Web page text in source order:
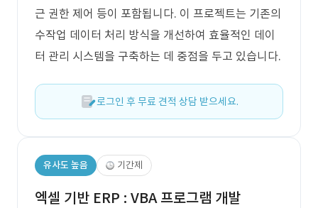
근 권한 제어 등이 포함됩니다. 이 프로젝트는 기존의
수작업 데이터 처리 방식을 개선하여 효율적인 데이
터 관리 시스템을 구축하는 데 중점을 두고 있습니다.
로그인 후 무료 견적 상담 받으세요.
유사도 높음 기간제
엑셀 기반 ERP : VBA 프로그램 개발